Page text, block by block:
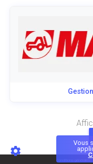
Vous
Conditions générales